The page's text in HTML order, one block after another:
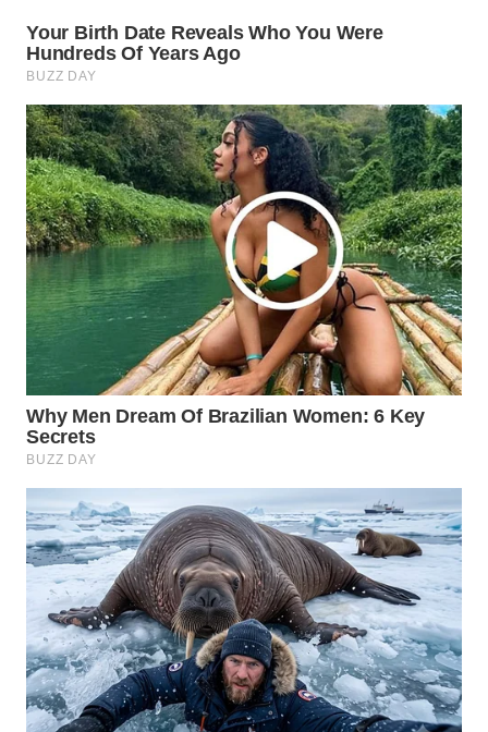
Media
Group
NEWS
WAHANA
TANI
WAHANA
ADVOKAT
INFRASTRUKTUR
WAHANA
KONSUMEN
WAHANA
LISTRIK
WAHANA
TRAVEL
WAHANA
TV